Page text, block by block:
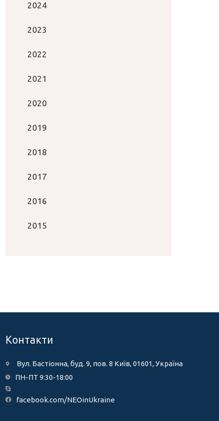
2024
2023
2022
2021
2020
2019
2018
2017
2016
2015
Контакти
Вул. Бастіонна, буд. 9, пов. 8 Київ, 01601, Україна
ПН-ПТ 9:30-18:00
facebook.com/NEOinUkraine